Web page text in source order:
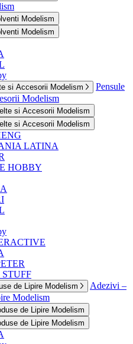
Modelism
Modelism
si Accesorii Modelism
Pensule
Modelism
si Accesorii Modelism
si Accesorii Modelism
LATINA
HOBBY
STUFF
de Lipire Modelism
Adezivi –
Modelism
de Lipire Modelism
de Lipire Modelism